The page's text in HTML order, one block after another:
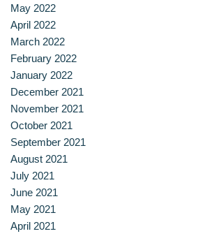
ประวัติ วิสัยทัศน์ พันธกิจ โรงเรียนการเรือน
ปริญญาตรี
ผู้ปกครอง
พันธมิตร
รวมเรื่องขนมไทย
รายงานผลการดำเนินงาน
วารสารวัฒนธรรมอาหารไทย
May 2022
April 2022
March 2022
February 2022
January 2022
December 2021
November 2021
October 2021
September 2021
August 2021
July 2021
June 2021
May 2021
April 2021